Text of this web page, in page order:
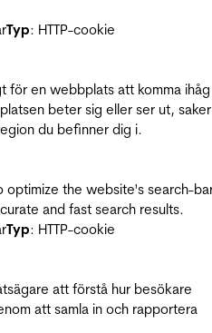
Typ: HTTP-cookie
för en webbplats att komma ihåg
beter sig eller ser ut,
du befinner dig i.
optimize the website's search-
and fast search results.
Typ: HTTP-cookie
att förstå hur besökare
att samla in och rapportera